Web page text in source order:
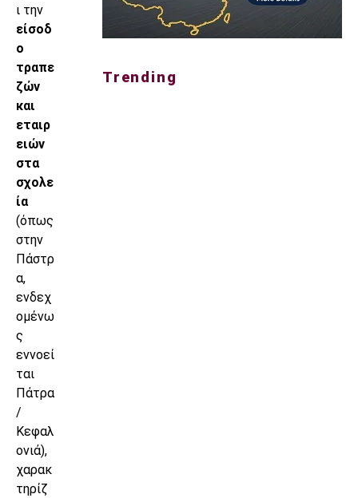
ι την
είσοδ
ο
τραπε
ζών
και
εταιρ
ειών
στα
σχολε
ία
(όπως
στην
Πάστρ
α,
ενδεχ
ομένω
ς
εννοεί
ται
Πάτρα
/
Κεφαλ
ονιά),
χαρακ
τηρίζ
Trending